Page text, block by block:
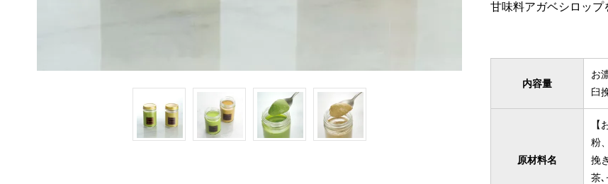
甘味料アガベシロップ
内容量
お
臼
原材料名
粉
挽
茶